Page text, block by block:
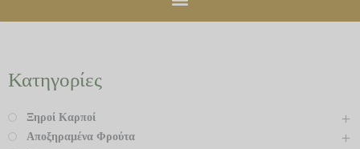
Κατηγορίες
Ξηροί Καρποί
Αποξηραμένα Φρούτα